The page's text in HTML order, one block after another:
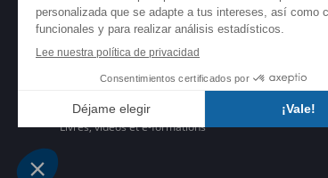
PROFESIONALES
Manuales para profesionales de la
Livres, vidéos et e-formations